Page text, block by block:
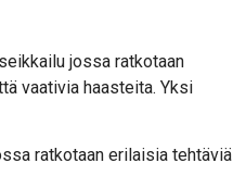
jossa ratkotaan
vaativia haasteita. Yksi
ratkotaan erilaisia tehtäviä